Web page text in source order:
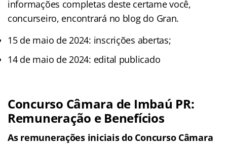
informações completas deste certame você,
concurseiro, encontrará no blog do Gran.
15 de maio de 2024: inscrições abertas;
14 de maio de 2024: edital publicado
Concurso Câmara de Imbaú PR:
Remuneração e Benefícios
As remunerações iniciais do Concurso Câmara